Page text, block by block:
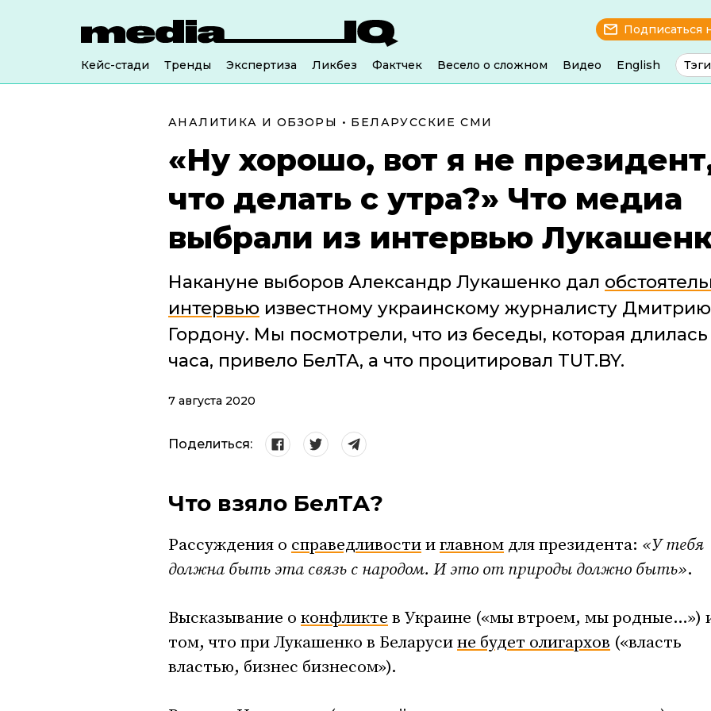
Подписаться
Кейс-стади Тренды Экспертиза Ликбез Фактчек Весело о сложном Видео English Тэги
АНАЛИТИКА И ОБЗОРЫ • БЕЛАРУССКИЕ СМИ
«Ну хорошо, вот я не
что делать с утра?» Что медиа
выбрали из интервью
Накануне выборов Александр Лукашенко дал
интервью известному украинскому журналисту Дмитрию
Гордону. Мы посмотрели, что из беседы, которая длилась
часа, привело БелТА, а что процитировал TUT.BY.
7 августа 2020
Поделиться:
Что взяло БелТА?
Рассуждения о справедливостииглавном для президента: «У тебя
должна быть эта связь с народом. И это от природы должно быть».
Высказывание о конфликте в Украине («мы втроем, мы родные…»)
том, что при Лукашенко в Беларусине будет олигархов («власть
властью, бизнес бизнесом»).